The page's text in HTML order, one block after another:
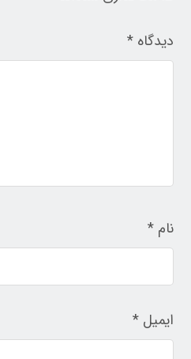
دیدگاه*
نام*
ایمیل*